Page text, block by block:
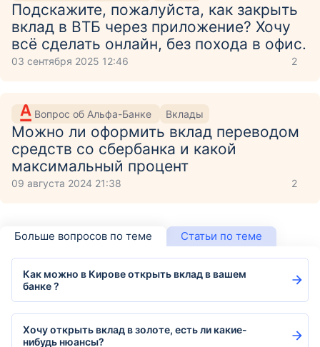
Подскажите, пожалуйста, как закрыть
вклад в ВТБ через приложение? Хочу
всё сделать онлайн, без похода в офис.
03 сентября 2025 12:46 2
Вопрос об Альфа-Банке Вклады
Можно ли оформить вклад переводом
средств со сбербанка и какой
максимальный процент
09 августа 2024 21:38 2
Больше вопросов по теме Статьи по теме
Как можно в Кирове открыть вклад в вашем
банке ?
Хочу открыть вклад в золоте, есть ли какие-
нибудь нюансы?